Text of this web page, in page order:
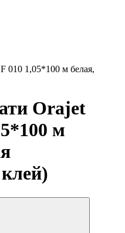
010 1,05*100 м белая,
Orajet
м